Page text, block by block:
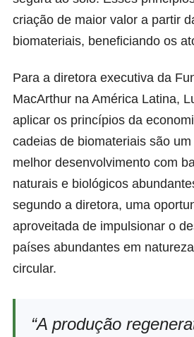
criação de maior valor a partir
biomateriais, beneficiando os
Para a diretora executiva da
MacArthur na América Latina,
aplicar os princípios da
cadeias de biomateriais são
melhor desenvolvimento com
naturais e biológicos
segundo a diretora, uma
aproveitada de impulsionar o
países abundantes em
circular.
“A produção